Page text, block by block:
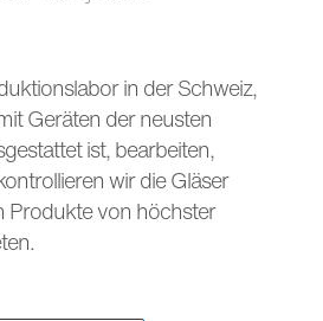
in der Schweiz,
Geräten der neusten
ist, bearbeiten,
wir die Gläser
Produkte von höchster